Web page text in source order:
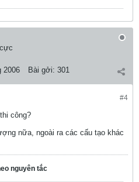
2006 Bài gởi: 301
#4
công?
nữa, ngoài ra các cấu tạo khác
nguyên tắc